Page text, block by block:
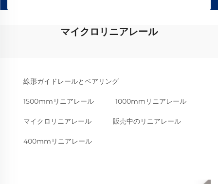
マイクロリニアレール
線形ガイドレールとベアリング
1500mmリニアレール 1000mmリニアレール
マイクロリニアレール 販売中のリニアレール
400mmリニアレール